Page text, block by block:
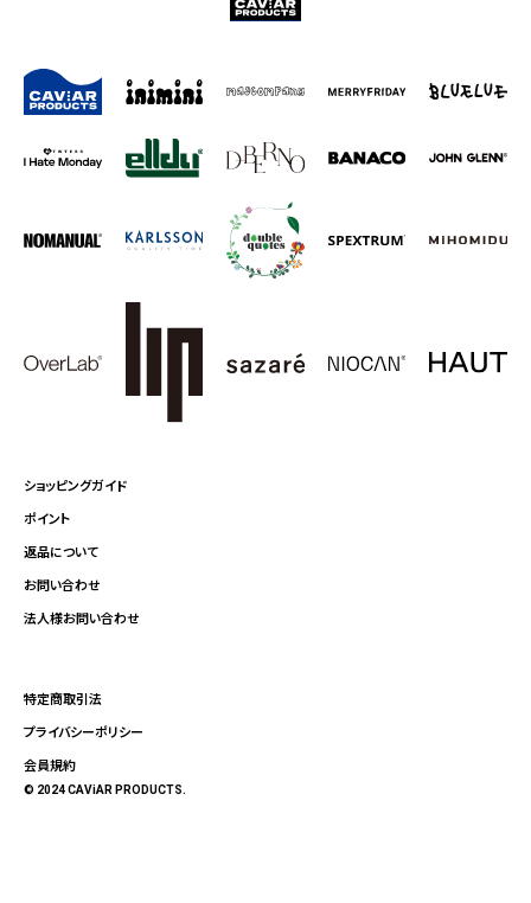
ショッピングガイド
ポイント
返品について
お問い合わせ
法人様お問い合わせ
特定商取引法
プライバシーポリシー
会員規約
© 2024 CAViAR PRODUCTS.